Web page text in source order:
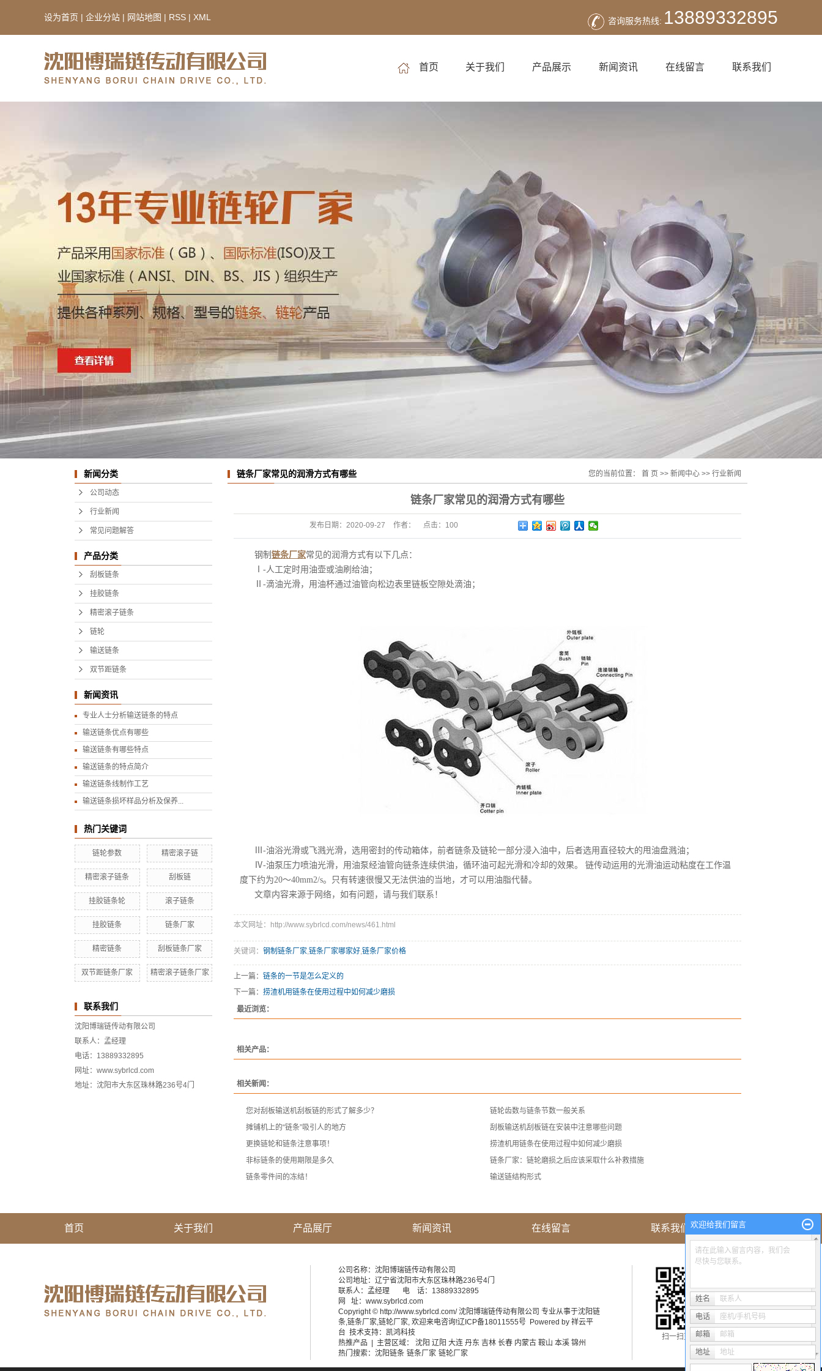
设为首页 | 企业分站 | 网站地图 | RSS | XML 咨询服务热线: 13889332895
首页 关于我们 产品展示
输送链条
双节距链条
新闻资讯 在线留言 联系我们
新闻分类
公司动态
行业新闻
常见问题解答
产品分类
刮板链条
挂胶链条
精密滚子链条
链轮
输送链条
双节距链条
新闻资讯
专业人士分析输送链条的特点
输送链条优点有哪些
输送链条有哪些特点
输送链条的特点简介
输送链条线制作工艺
输送链条损坏样品分析及保养...
热门关键词
链轮参数 精密滚子链
精密滚子链条 刮板链
挂胶链条轮 滚子链条
挂胶链条 链条厂家
精密链条 刮板链条厂家
双节距链条厂家 精密滚子链条厂家
联系我们
沈阳博瑞链传动有限公司
联系人：孟经理
电话：13889332895
网址：www.sybrlcd.com
地址：沈阳市大东区珠林路236号4门
链条厂家常见的润滑方式有哪些 您的当前位置： 首 页 >> 新闻中心 >> 行业新闻
链条厂家常见的润滑方式有哪些
发布日期： 2020-09-27 作者： 点击： 100
钢制 链条厂家常见的润滑方式有以下几点：
Ⅰ-人工定时用油壶或油刷给油；
Ⅱ-滴油光滑，用油杯通过油管向松边表里链板空隙处滴油；
Ⅲ-油浴光滑或飞溅光滑，选用密封的传动箱体，前者链条及链轮一部分浸入油中，后者选用直径较大的甩油盘溅油；
Ⅳ-油泵压力喷油光滑，用油泵经油管向链条连续供油，循环油可起光滑和冷却的效果。 链传动运用的光滑油运动粘度在工作温
度下约为20～40mm2/s。只有转速很慢又无法供油的当地，才可以用油脂代替。
文章内容来源于网络，如有问题，请与我们联系！
本文网址：http://www.sybrlcd.com/news/461.html
关键词： 钢制链条厂家,链条厂家哪家好,链条厂家价格
上一篇： 链条的一节是怎么定义的
下一篇： 捞渣机用链条在使用过程中如何减少磨损
最近浏览：
相关产品：
相关新闻：
您对刮板输送机刮板链的形式了解多少？
链轮齿数与链条节数一般关系
摊铺机上的“链条”吸引人的地方
刮板输送机刮板链在安装中注意哪些问题
更换链轮和链条注意事项！
捞渣机用链条在使用过程中如何减少磨损
非标链条的使用期限是多久
链条厂家：链轮磨损之后应该采取什么补救措施
链条零件间的冻结！
输送链结构形式
首页 关于我们 产品展厅 新闻资讯 在线留言 联系我们
公司名称：沈阳博瑞链传动有限公司
公司地址：辽宁省沈阳市大东区珠林路236号4门
联系人：孟经理 电 话：13889332895
网 址：www.sybrlcd.com
Copyright © http://www.sybrlcd.com/ 沈阳博瑞链传动有限公司 专业从事于沈阳链
条,链条厂家,链轮厂家, 欢迎来电咨询!辽ICP备18011555号 Powered by 祥云平
台 技术支持： 凯鸿科技
热推产品 | 主营区域： 沈阳 辽阳 大连 丹东 吉林 长春 内蒙古 鞍山 本溪 锦州
热门搜索： 沈阳链条 链条厂家 链轮厂家
扫一扫更精彩！
欢迎给我们留言
请在此输入留言内容，我们会
尽快与您联系。
姓名 联系人
电话 座机/手机号码
邮箱 邮箱
地址 地址